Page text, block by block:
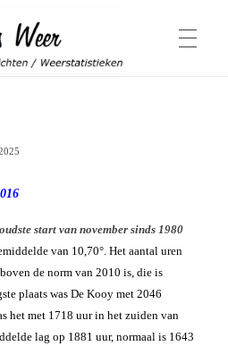
2016
start van november sinds 1980
van 10,70°. Het aantal uren
de norm van 2010 is, die is
plaats was De Kooy met 2046
het met 1718 uur in het zuiden van
lag op 1881 uur, normaal is 1643